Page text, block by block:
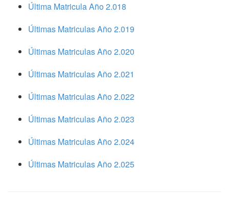
Última Matricula Año 2.018
Últimas Matriculas Año 2.019
Últimas Matriculas Año 2.020
Últimas Matriculas Año 2.021
Últimas Matriculas Año 2.022
Últimas Matriculas Año 2.023
Últimas Matriculas Año 2.024
Últimas Matriculas Año 2.025